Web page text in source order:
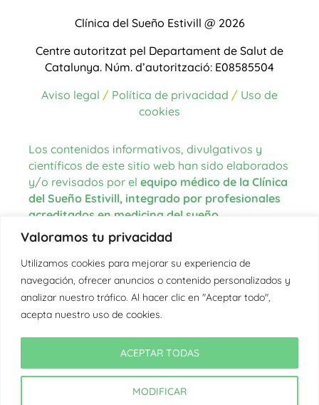
Valoramos tu privacidad
Utilizamos cookies para mejorar su experiencia de
navegación, ofrecer anuncios o contenido personalizados y
analizar nuestro tráfico. Al hacer clic en "Aceptar todo",
acepta nuestro uso de cookies.
MODIFICAR
ACEPTAR TODAS
Clínica del Sueño Estivill @ 2026
Centre autoritzat pel Departament de Salut de
Catalunya. Núm. d’autorització: E08585504
Aviso legal / Política de privacidad / Uso de
cookies
Los contenidos informativos, divulgativos y
científicos de este sitio web han sido elaborados
y/o revisados por el equipo médico de la Clínica
del Sueño Estivill, integrado por profesionales
acreditados en medicina del sueño
Las fuentes de información utilizadas para la
redacción de los contenidos proceden de
literatura científica actualizada, guías clínicas
internacionales, organismos oficiales en el
ámbito de la salud y la medicina del sueño, así
como de la experiencia clínica del equipo.
En aquellos textos donde se citan fuentes
externas, estas se encuentran debidamente
referenciadas en cada artículo correspondiente.